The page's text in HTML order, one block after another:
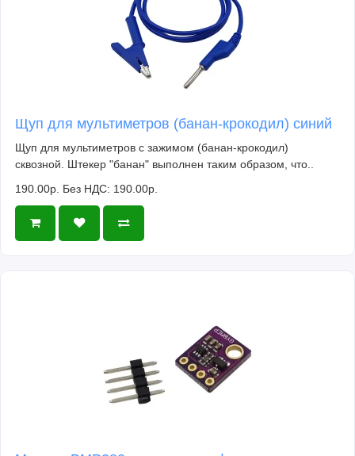
Щуп для мультиметров (банан-крокодил) синий
Щуп для мультиметров с зажимом (банан-крокодил)
сквозной. Штекер "банан" выполнен таким образом, что..
190.00р. Без НДС: 190.00р.